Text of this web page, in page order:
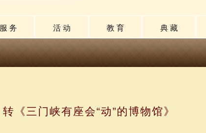
服 务 活 动 教 育 典 藏
转《三门峡有座会“动”的博物馆》